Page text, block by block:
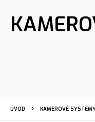
ÚVOD KAMEROVÉ